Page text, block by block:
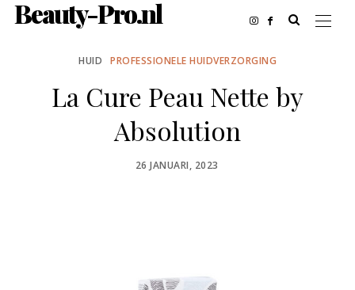
Beauty-Pro.nl
HUID PROFESSIONELE HUIDVERZORGING
La Cure Peau Nette by
Absolution
POSTED
26 JANUARI, 2023